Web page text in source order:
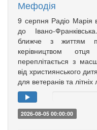
Мефодія
9 серпня Радіо Марія
до Івано-
ближче з життям
керівництвом
переплітається з
від християнського
для ветеранів та
2026-08-05 00:00:00